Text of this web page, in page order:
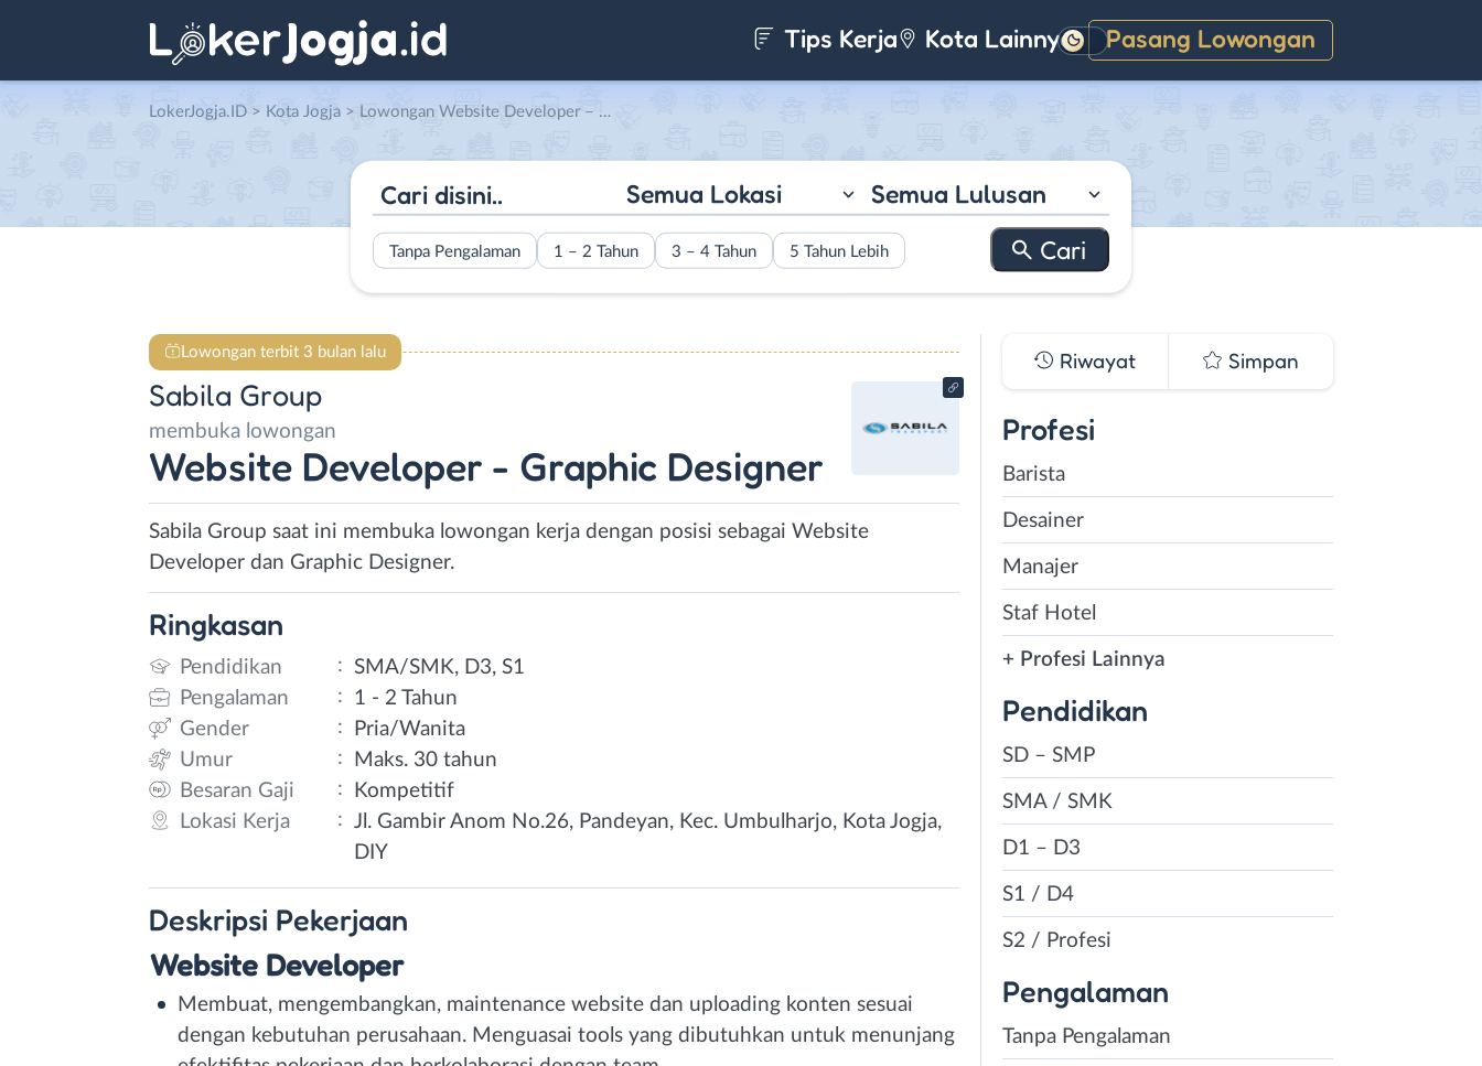
Tips Kerja Kota Lainnya Pasang Lowongan
Gelap
LokerJogja.ID > Kota Jogja > Lowongan Website Developer – Graphic Designer di Sabila Group
Semua Lokasi Semua Lulusan
Tanpa Pengalaman 1 – 2 Tahun 3 – 4 Tahun 5 Tahun Lebih
Lowongan terbit 3 bulan lalu
Sabila Group
membuka lowongan
Website Developer - Graphic Designer
Sabila Group saat ini membuka lowongan kerja dengan posisi sebagai Website
Developer dan Graphic Designer.
Ringkasan
Pendidikan : SMA/SMK, D3, S1
Pengalaman
:
1 - 2 Tahun
Gender
:
Pria/Wanita
Umur
:
Maks. 30 tahun
Besaran Gaji
:
Kompetitif
Lokasi Kerja
: Jl. Gambir Anom No.26, Pandeyan, Kec. Umbulharjo, Kota Jogja,
DIY
Deskripsi Pekerjaan
Website Developer
Membuat, mengembangkan, maintenance website dan uploading konten sesuai
dengan kebutuhan perusahaan. Menguasai tools yang dibutuhkan untuk menunjang
Riwayat Simpan
Profesi
Barista
Desainer
Manajer
Staf Hotel
+ Profesi Lainnya
Pendidikan
SD – SMP
SMA / SMK
D1 – D3
S1 / D4
S2 / Profesi
Pengalaman
Tanpa Pengalaman